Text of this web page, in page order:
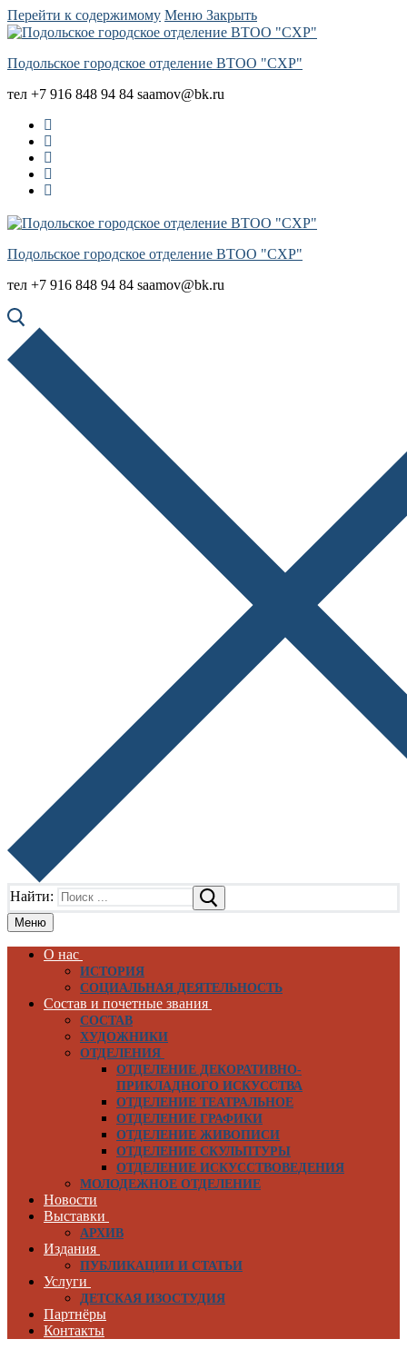
Перейти к содержимому Меню Закрыть
Подольское городское отделение ВТОО "СХР"
тел +7 916 848 94 84 saamov@bk.ru
Подольское городское отделение ВТОО "СХР"
тел +7 916 848 94 84 saamov@bk.ru
Найти:
Меню
О нас
ИСТОРИЯ
СОЦИАЛЬНАЯ ДЕЯТЕЛЬНОСТЬ
Состав и почетные звания
СОСТАВ
ХУДОЖНИКИ
ОТДЕЛЕНИЯ
ОТДЕЛЕНИЕ ДЕКОРАТИВНО-
ПРИКЛАДНОГО ИСКУССТВА
ОТДЕЛЕНИЕ ТЕАТРАЛЬНОЕ
ОТДЕЛЕНИЕ ГРАФИКИ
ОТДЕЛЕНИЕ ЖИВОПИСИ
ОТДЕЛЕНИЕ СКУЛЬПТУРЫ
ОТДЕЛЕНИЕ ИСКУССТВОВЕДЕНИЯ
МОЛОДЕЖНОЕ ОТДЕЛЕНИЕ
Новости
Выставки
АРХИВ
Издания
ПУБЛИКАЦИИ И СТАТЬИ
Услуги
ДЕТСКАЯ ИЗОСТУДИЯ
Партнёры
Контакты